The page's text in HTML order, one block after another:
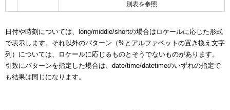
別表を参照
日付や時刻については、long/middle/shortの場合はロケールに応じた形式
で表示します。それ以外のパターン（%とアルファベットの置き換え文字
列）については、ロケールに応じるものとそうでないものがあります。
引数にパターンを指定した場合は、date/time/datetimeのいずれの指定で
も結果は同じになります。